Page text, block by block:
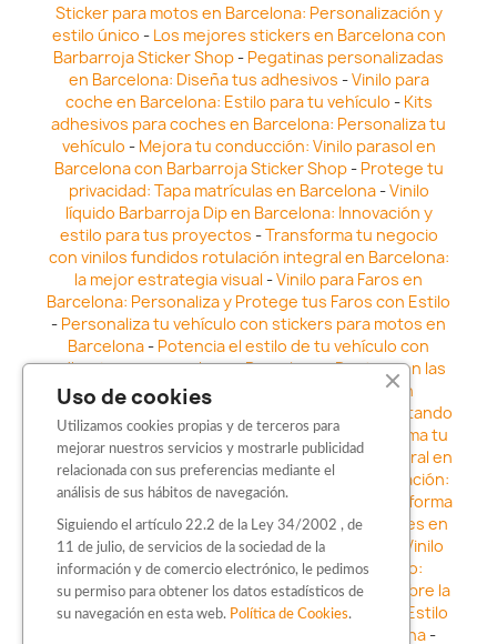
Sticker para motos en Barcelona: Personalización y
estilo único - Los mejores stickers en Barcelona con
Barbarroja Sticker Shop- Pegatinas personalizadas
en Barcelona: Diseña tus adhesivos -Vinilo para
coche en Barcelona: Estilo para tu vehículo - Kits
adhesivos para coches en Barcelona: Personaliza tu
vehículo - Mejora tu conducción: Vinilo parasol en
Barcelona con Barbarroja Sticker Shop- Protege tu
privacidad: Tapa matrículas en Barcelona-Vinilo
líquido Barbarroja Dip en Barcelona: Innovación y
estilo para tus proyectos -Transforma tu negocio
con vinilos fundidos rotulación integral en Barcelona:
la mejor estrategia visual -Vinilo para Faros en
Barcelona: Personaliza y Protege tus Faros con Estilo
- Personaliza tu vehículo con stickers para motos en
Barcelona- Potencia el estilo de tu vehículo con
adhesivos para coche en Barcelona-Destaca en las
calles: Los Mejores stickers para coches en
Vinilo para faros en Barcelona: Resaltando
la Estética y Seguridad del Automóvil- Transforma tu
vehículo con los vinilos fundidos rotulación integral en
Barcelona-Explora la Innovación en Personalización:
Vinilo líquido barbarroja dip en Barcelona
Transforma
tu vehículo con estilo: Kits adhesivos para coches en
Barcelona-Personaliza tu vehículo con estilo: Vinilo
para coche en Barcelona-Destaca con Estilo:
Pegatinas personalizadas en Barcelona -Descubre la
distinción: Los Mejores stickers en Barcelona
Estilo
en movimiento: Sticker para motos en Barcelona-
Uso de cookies
Utilizamos cookies propias y de terceros para
mejorar nuestros servicios y mostrarle publicidad
relacionada con sus preferencias mediante el
análisis de sus hábitos de navegación.
Siguiendo el artículo 22.2 de la Ley 34/2002 , de
11 de julio, de servicios de la sociedad de la
información y de comercio electrónico, le pedimos
su permiso para obtener los datos estadísticos de
su navegación en esta web. Política de Cookies.